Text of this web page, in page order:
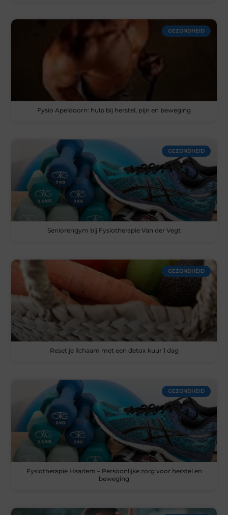
GEZONDHEID
Fysio Apeldoorn: hulp bij herstel, pijn en beweging
GEZONDHEID
Seniorengym bij Fysiotherapie Van der Vegt
GEZONDHEID
Reset je lichaam met een detox kuur 1 dag
GEZONDHEID
Fysiotherapie Haarlem – Persoonlijke zorg voor herstel en
beweging